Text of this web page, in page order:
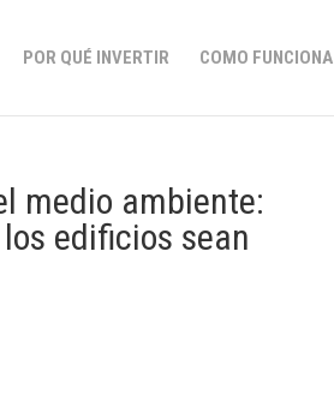
POR QUÉ INVERTIR COMO FUNCIONA
medio ambiente:
edificios sean